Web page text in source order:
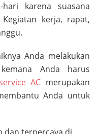
hari karena suasana
kerja, rapat,
Anda melakukan
Anda harus
AC merupakan
Anda untuk